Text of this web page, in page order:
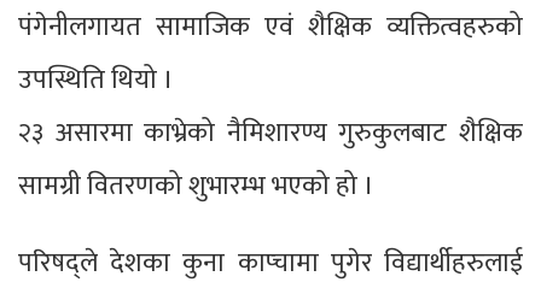
पंगेनीलगायत सामाजिक एवं शैक्षिक व्यक्तित्वहरुको
उपस्थिति थियो ।
२३ असारमा काभ्रेको नैमिशारण्य गुरुकुलबाट शैक्षिक
सामग्री वितरणको शुभारम्भ भएको हो ।
परिषद्ले देशका कुना काप्चामा पुगेर विद्यार्थीहरुलाई